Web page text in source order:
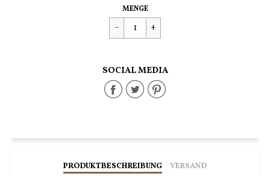
Regulärer
Preis
€79,90
MENGE
SOCIAL MEDIA
Share
Facebook
Share
Twitter
Share
Pinterest
PRODUKTBESCHREIBUNG VERSAND